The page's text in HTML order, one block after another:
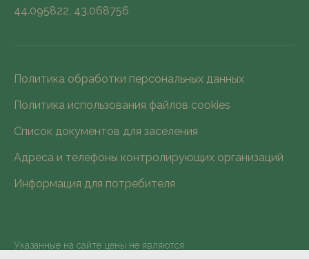
44.095822, 43.068756
Политика обработки персональных данных
Политика использования файлов cookies
Список документов для заселения
Адреса и телефоны контролирующих организаций
Информация для потребителя
Указанные на сайте цены не являются